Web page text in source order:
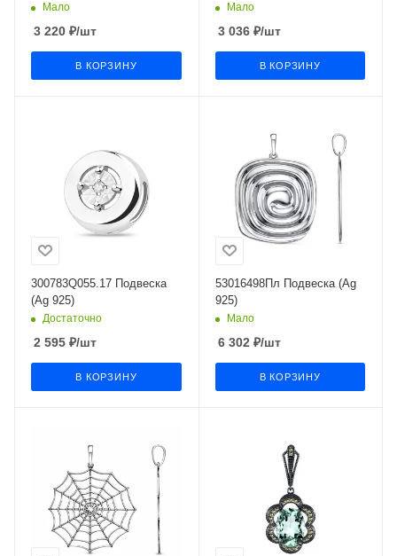
Мало
3 220 ₽/шт
В КОРЗИНУ
Мало
3 036₽/шт
В КОРЗИНУ
300783Q055.17 Подвеска
(Ag 925)
Достаточно
2 595 ₽/шт
В КОРЗИНУ
53016498Пл Подвеска (Ag
925)
Мало
6 302 ₽/шт
В КОРЗИНУ